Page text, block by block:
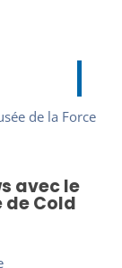
avec le
de Cold